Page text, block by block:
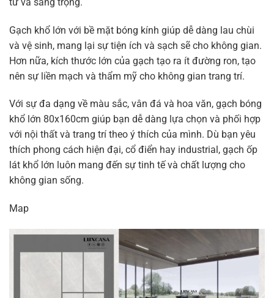
Gạch khổ lớn với bề mặt bóng kính giúp dễ dàng lau chùi
và vệ sinh, mang lại sự tiện ích và sạch sẽ cho không gian.
Hơn nữa, kích thước lớn của gạch tạo ra ít đường ron, tạo
nên sự liền mạch và thẩm mỹ cho không gian trang trí.
Với sự đa dạng về màu sắc, vân đá và hoa văn, gạch bóng
khổ lớn 80x160cm giúp bạn dễ dàng lựa chọn và phối hợp
với nội thất và trang trí theo ý thích của mình. Dù bạn yêu
thích phong cách hiện đại, cổ điển hay industrial, gạch ốp
lát khổ lớn luôn mang đến sự tinh tế và chất lượng cho
không gian sống.
Map